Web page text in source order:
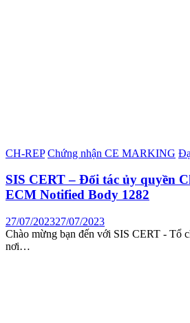
CH-REP Chứng nhận CE MARKING
SIS CERT – Đối tác ủy quyền
ECM Notified Body 1282
27/07/202327/07/2023
Chào mừng bạn đến với SIS CERT - Tổ
nơi…